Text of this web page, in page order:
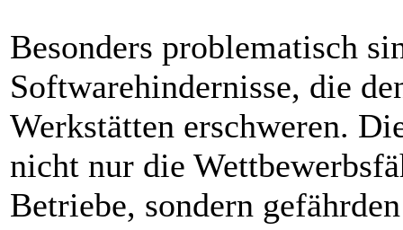
Besonders problematisch
Softwarehindernisse, die
Werkstätten erschweren.
nicht nur die
Betriebe, sondern